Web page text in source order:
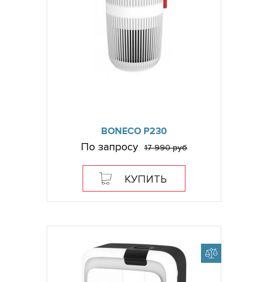
BONECO P230
По запросу 17 990 руб
КУПИТЬ